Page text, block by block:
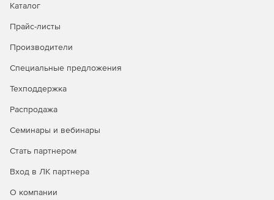
(заявок, докладных), связанных с объектами
мониторинга. Приложение позволяет контролировать
работ, а так же организовать контроль использования
технической службы.
статистики и составления отчетов по различным
доступа к модулям программы и их функциональным
возможностям.
Настройки системы – приложения для настройки
Каталог
Прайс-листы
Производители
Специальные предложения
Техподдержка
Распродажа
Семинары и вебинары
Стать партнером
Вход в ЛК партнера
О компании